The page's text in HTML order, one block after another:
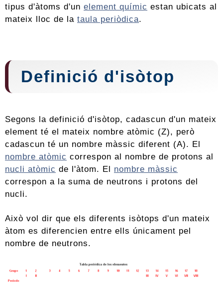
tipus d'àtoms d'un element químic estan ubicats al
mateix lloc de la taula periòdica.
Definició d'isòtop
Segons la definició d'isòtop, cadascun d'un mateix
element té el mateix nombre atòmic (Z), però
cadascun té un nombre màssic diferent (A). El
nombre atòmic correspon al nombre de protons al
nucli atòmic de l'àtom. El nombre màssic
correspon a la suma de neutrons i protons del
nucli.
Això vol dir que els diferents isòtops d'un mateix
àtom es diferencien entre ells únicament pel
nombre de neutrons.